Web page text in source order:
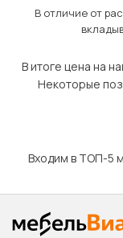
В отличие от
В итоге цена на
Некоторые
Входим в ТОП-5